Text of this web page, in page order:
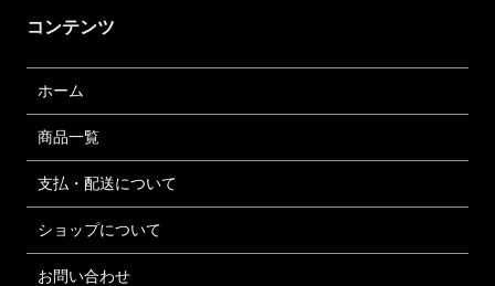
コンテンツ
ホーム
商品一覧
支払・配送について
ショップについて
お問い合わせ